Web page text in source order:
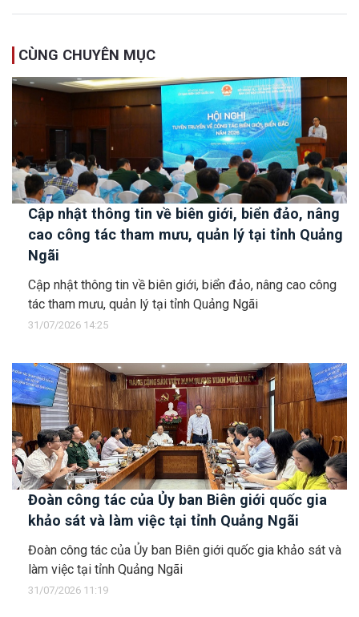
CÙNG CHUYÊN MỤC
Cập nhật thông tin về biên giới, biển đảo, nâng
cao công tác tham mưu, quản lý tại tỉnh Quảng
Ngãi
Cập nhật thông tin về biên giới, biển đảo, nâng cao công
tác tham mưu, quản lý tại tỉnh Quảng Ngãi
31/07/2026 14:25
Đoàn công tác của Ủy ban Biên giới quốc gia
khảo sát và làm việc tại tỉnh Quảng Ngãi
Đoàn công tác của Ủy ban Biên giới quốc gia khảo sát và
làm việc tại tỉnh Quảng Ngãi
31/07/2026 11:19